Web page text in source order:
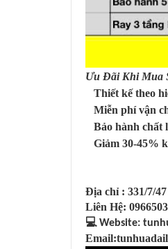
Ưu Đãi Khi Mua
Thiết kế theo
Miễn phí vận
Bảo hành chất
Giảm 30-45%
Địa chỉ : 331/7/
Liên Hệ:
💻Website: